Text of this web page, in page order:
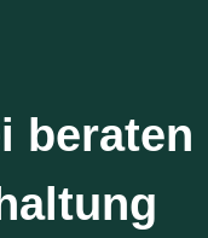
beraten